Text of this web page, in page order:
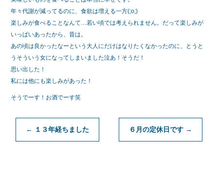
年々代謝が減ってるのに、食欲は増える一方(;o;)
楽しみが食べることなんて…若い頃では考えられません。だって楽しみが
いっぱいあったから、昔は。
あの頃は良かったなーという大人にだけはなりたくなかったのに、とうと
うそういう女になってしまいました泣あ！そうだ！
思い出した！
私には他にも楽しみがあった！
そうでーす！お酒でーす笑
← １３年経ちました ６月の定休日です →